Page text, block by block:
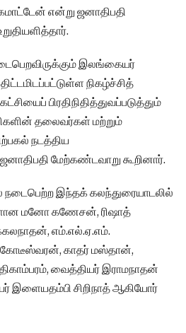
என்று ஜனாதிபதி
இலங்கையர்
நிகழ்ச்சித்
பிரதிநிதித்துவப்படுத்தும்
தலைவர்கள் மற்றும்
நடத்திய
மேற்கண்டவாறு கூறினார்.
நடைபெற்ற இந்தக் கலந்துரையாடலில்
மனோ கணேசன், ரிஷாத்
எம்.எல்.ஏ.எம்.
கோடீஸ்வரன், காதர் மஸ்தான்,
வைத்தியர் இராமநாதன்
இளையதம்பி சிறிநாத் ஆகியோர்